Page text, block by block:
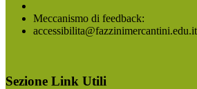
Meccanismo di feedback:
accessibilita@fazzinimercantini.edu.it
Sezione Link Utili